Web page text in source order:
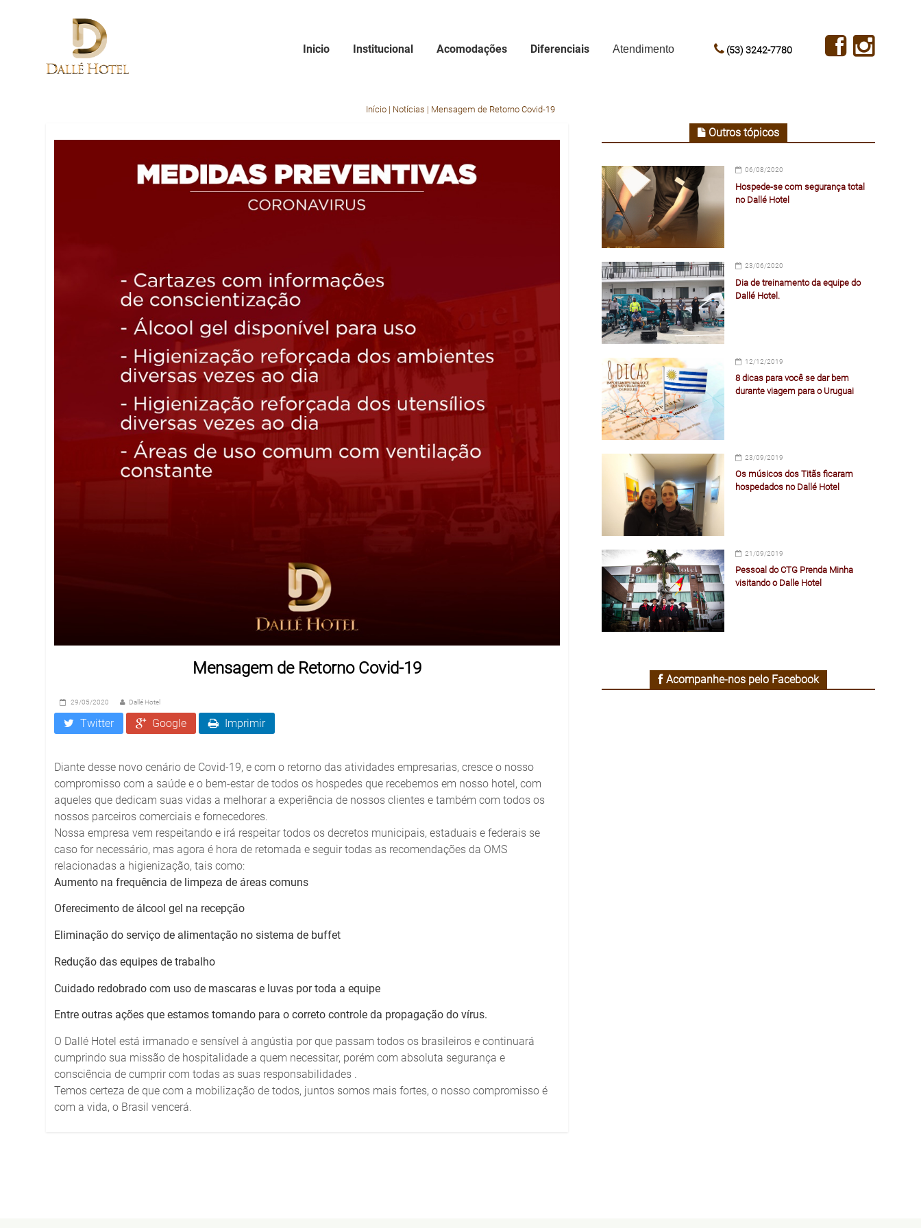
(53) 3242-7780
Inicio Institucional Acomodações Diferenciais Atendimento
Início | Notícias | Mensagem de Retorno Covid-19
Mensagem de Retorno Covid-19
29/05/2020 Dallé Hotel
Twitter Google Imprimir
Diante desse novo cenário de Covid-19, e com o retorno das atividades empresarias, cresce o nosso
compromisso com a saúde e o bem-estar de todos os hospedes que recebemos em nosso hotel, com
aqueles que dedicam suas vidas a melhorar a experiência de nossos clientes e também com todos os
nossos parceiros comerciais e fornecedores.
Nossa empresa vem respeitando e irá respeitar todos os decretos municipais, estaduais e federais se
caso for necessário, mas agora é hora de retomada e seguir todas as recomendações da OMS
relacionadas a higienização, tais como:
Aumento na frequência de limpeza de áreas comuns
Oferecimento de álcool gel na recepção
Eliminação do serviço de alimentação no sistema de buffet
Redução das equipes de trabalho
Cuidado redobrado com uso de mascaras e luvas por toda a equipe
Entre outras ações que estamos tomando para o correto controle da propagação do vírus.
O Dallé Hotel está irmanado e sensível à angústia por que passam todos os brasileiros e continuará
cumprindo sua missão de hospitalidade a quem necessitar, porém com absoluta segurança e
consciência de cumprir com todas as suas responsabilidades .
Temos certeza de que com a mobilização de todos, juntos somos mais fortes, o nosso compromisso é
com a vida, o Brasil vencerá.
Outros tópicos
Hospede-se com segurança total
no Dallé Hotel
06/08/2020
Dia de treinamento da equipe do
Dallé Hotel.
23/06/2020
8 dicas para você se dar bem
durante viagem para o Uruguai
12/12/2019
Os músicos dos Titãs ficaram
hospedados no Dallé Hotel
23/09/2019
Pessoal do CTG Prenda Minha
visitando o Dalle Hotel
21/09/2019
Acompanhe-nos pelo Facebook